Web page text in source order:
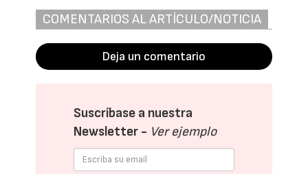
COMENTARIOS AL ARTÍCULO/NOTICIA
Deja un comentario
Suscríbase a nuestra
Newsletter - Ver ejemplo